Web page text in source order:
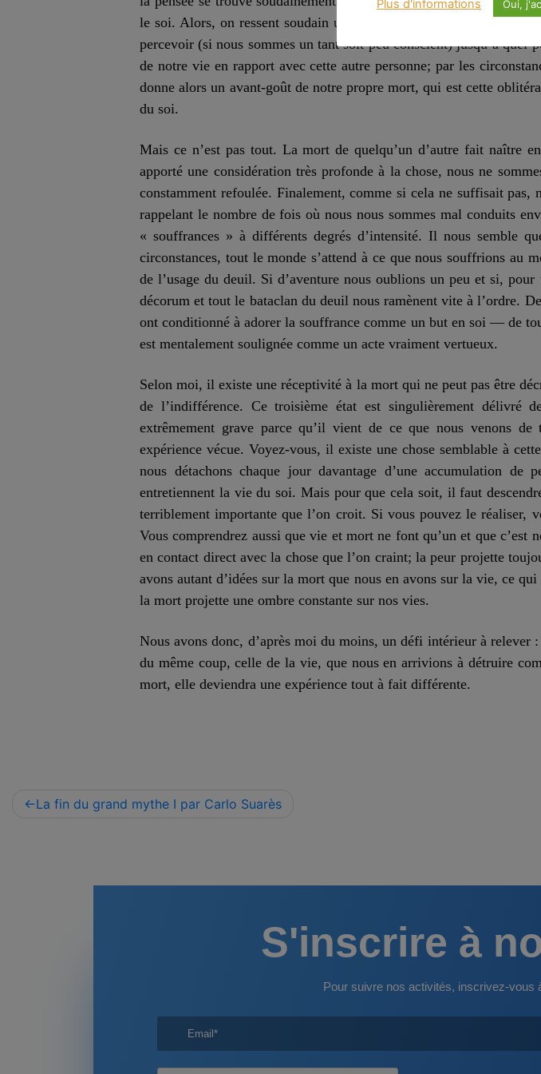
le soi. Alors, on ressent soudain un profond sentiment de vide,
percevoir (si nous sommes un tant soit peu conscient) jusqu’à
de notre vie en rapport avec cette autre personne; par les
donne alors un avant-goût de notre propre mort, qui est cette
du soi.
Mais ce n’est pas tout. La mort de quelqu’un d’autre fait naître
apporté une considération très profonde à la chose, nous ne
constamment refoulée. Finalement, comme si cela ne suffisait
rappelant le nombre de fois où nous nous sommes mal conduits
« souffrances » à différents degrés d’intensité. Il nous semble
circonstances, tout le monde s’attend à ce que nous souffrions au
de l’usagedu deuil. Si d’aventure nous oublions un peu et si,
décorum et tout le bataclan du deuil nous ramènent vite à l’ordre.
ont conditionné à adorer la souffrance comme un but en soi — de
est mentalement soulignée comme un acte vraiment vertueux.
Selon moi, il existe une réceptivité à la mort qui ne peut pas être
de l’indifférence. Ce troisième état est singulièrement délivré
extrêmement grave parce qu’il vient de ce que nous venons
expérience vécue. Voyez-vous, il existe une chose semblableà
nous détachons chaque jour davantage d’une accumulation de
entretiennent la vie du soi. Mais pour que cela soit, il faut
terriblement importante que l’on croit. Si vous pouvez le réaliser,
Vous comprendrez aussi que vie et mort ne font qu’un et que
en contact direct avec la chose que l’on craint; la peur projette
avons autant d’idées sur la mort que nous en avons sur la vie, ce
la mort projette une ombre constante sur nos vies.
Nous avons donc, d’après moi du moins, un défi intérieur à
du même coup, celle de la vie, que nous en arrivions à détruire
mort, elle deviendra une expérience tout à fait différente.
Navigation
La fin du grand mythe I par Carlo Suarès
S'inscrire à
Pour suivre nos activités, inscrivez-vous
Plus d'informations Oui,